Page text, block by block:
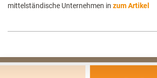
mittelständische Unternehmen in zum Artikel